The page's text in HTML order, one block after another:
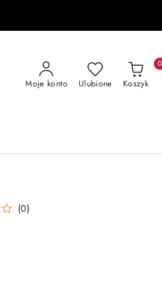
Moje konto Ulubione Koszyk
0
(0)